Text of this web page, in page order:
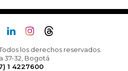
los derechos reservados.
37-32, Bogotá
1 4227600